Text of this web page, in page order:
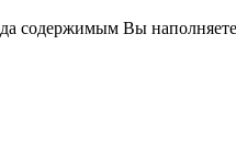
содержимым Вы